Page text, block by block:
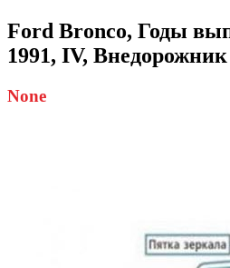
Ford Bronco, Годы
1991, IV, Внедорожник
None